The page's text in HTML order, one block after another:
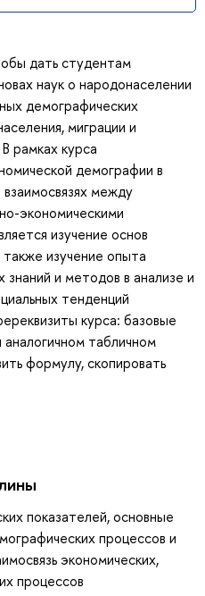
дать студентам
наук о народонаселении
демографических
миграции и
рамках курса
демографии в
между
экономическими
изучение основ
изучение опыта
и методов в анализе и
тенденций
курса: базовые
табличном
формулу, скопировать
показателей, основные
процессов и
экономических,
процессов